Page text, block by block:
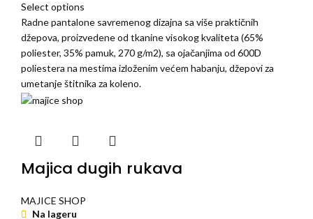
Select options
Radne pantalone savremenog dizajna sa više praktičnih
džepova, proizvedene od tkanine visokog kvaliteta (65%
poliester, 35% pamuk, 270 g/m2), sa ojačanjima od 600D
poliestera na mestima izloženim većem habanju, džepovi za
umetanje štitnika za koleno.
Majica dugih rukava
MAJICE SHOP
Na lageru